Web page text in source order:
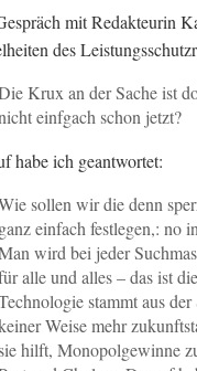
mit Redakteurin
des
Krux an der Sache ist
einfgach schon jetzt?
habe ich geantwortet:
sollen wir die denn
ganz einfach festlegen,: no
wird bei jeder
alle und alles – das ist
stammt aus
Weise mehr
hilft, Monopolgewinne